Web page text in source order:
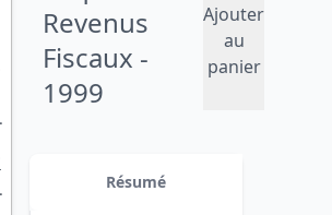
Revenus
Fiscaux -
1999
Ajouter
au
panier
Résumé